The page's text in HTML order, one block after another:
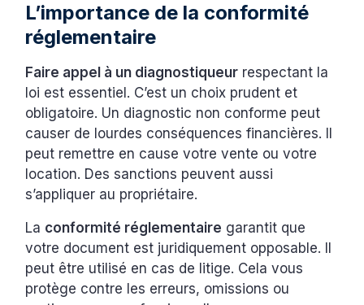
L’importance de la conformité
réglementaire
Faire appel à un diagnostiqueur respectant la
loi est essentiel. C’est un choix prudent et
obligatoire. Un diagnostic non conforme peut
causer de lourdes conséquences financières. Il
peut remettre en cause votre vente ou votre
location. Des sanctions peuvent aussi
s’appliquer au propriétaire.
La conformité réglementaire garantit que
votre document est juridiquement opposable. Il
peut être utilisé en cas de litige. Cela vous
protège contre les erreurs, omissions ou